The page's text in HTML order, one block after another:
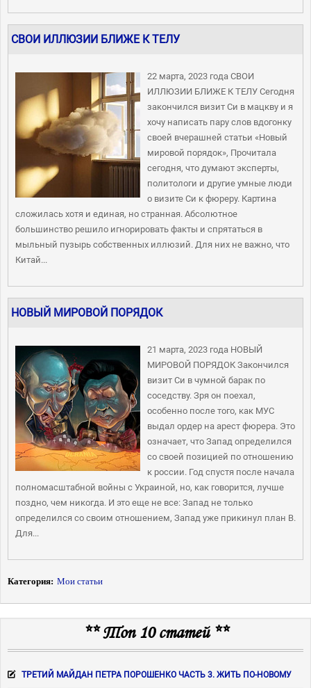
СВОИ ИЛЛЮЗИИ БЛИЖЕ К ТЕЛУ
22 марта, 2023 года СВОИ
ИЛЛЮЗИИ БЛИЖЕ К ТЕЛУ Сегодня
закончился визит Си в мацкву и я
хочу написать пару слов вдогонку
своей вчерашней статьи «Новый
мировой порядок», Прочитала
сегодня, что думают эксперты,
политологи и другие умные люди
о визите Си к фюреру. Картина
сложилась хотя и единая, но странная. Абсолютное
большинство решило игнорировать факты и спрятаться в
мыльный пузырь собственных иллюзий. Для них не важно, что
Китай...
НОВЫЙ МИРОВОЙ ПОРЯДОК
21 марта, 2023 года НОВЫЙ
МИРОВОЙ ПОРЯДОК Закончился
визит Си в чумной барак по
соседству. Зря он поехал,
особенно после того, как МУС
выдал ордер на арест фюрера. Это
означает, что Запад определился
со своей позицией по отношению
к россии. Год спустя после начала
полномасштабной войны с Украиной, но, как говорится, лучше
поздно, чем никогда. И это еще не все: Запад не только
определился со своим отношением, Запад уже прикинул план В.
Для...
Категория: Мои статьи
** Топ 10 статей **
ТРЕТИЙ МАЙДАН ПЕТРА ПОРОШЕНКО ЧАСТЬ 3. ЖИТЬ ПО-НОВОМУ